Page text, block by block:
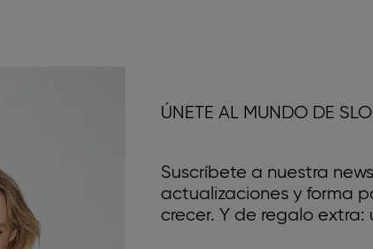
ÚNETE AL MUNDO DE
Suscríbete a nuestra
actualizaciones y forma
crecer. Y de regalo extra: